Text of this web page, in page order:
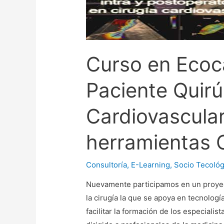
Curso en
Paciente
herramientas
Consultoría, E-Learning, Socio
Nuevamente participamos en un
la cirugía la que se apoya en
facilitar la formación de los